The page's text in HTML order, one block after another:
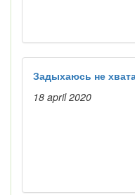
Задыхаюсь не
18 april 2020